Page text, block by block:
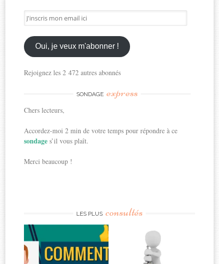
J'inscris
mon
email
ici
Oui, je veux m'abonner !
Rejoignez les 2 472 autres abonnés
SONDAGE express
Chers lecteurs,
Accordez-moi 2 min de votre temps pour répondre à ce
sondages’il vous plaît.
Merci beaucoup !
LES PLUS consultés